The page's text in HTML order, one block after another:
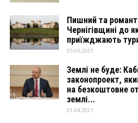
Пишний та
Чернігівщині до
приїжджають
05.05.2021
Землі не буде:
законопроект,
на безкоштовне
землі...
21.04.2021